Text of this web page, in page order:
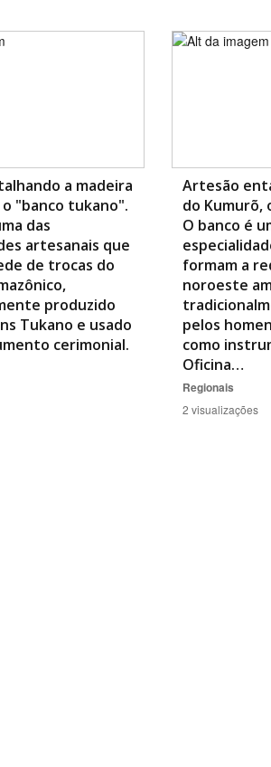
a madeira
"banco tukano".
das
artesanais que
de trocas do
produzido
Tukano e usado
cerimonial.
Artesão
do Kumurõ,
O banco é
formam a
noroeste
pelos
como
Oficina…
Regionais
2 visualizações